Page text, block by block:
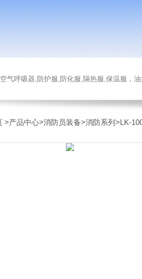
空气呼吸器,防护服,防化服,隔热服,保温服，
>产品中心>消防员装备>消防系列 >LK-